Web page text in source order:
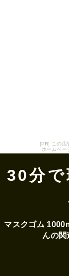
[PR] この広
ホームペー
30分
マスクゴム
んの関